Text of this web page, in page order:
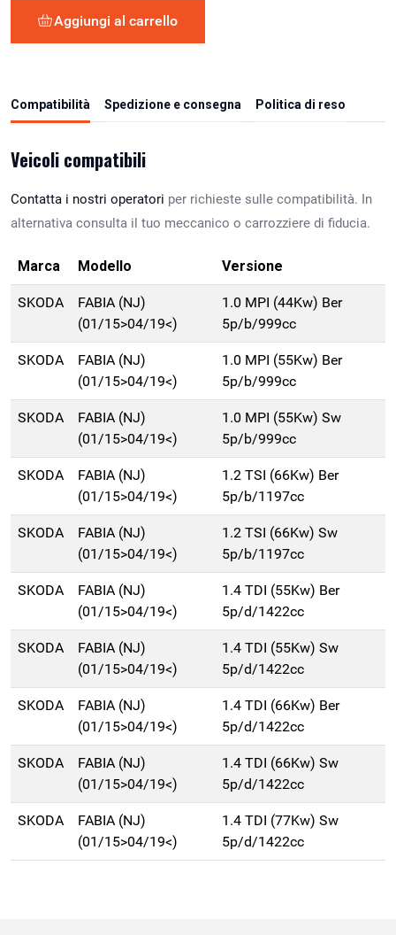
Aggiungi al carrello
Compatibilità Spedizione e consegna Politica di reso
Veicoli compatibili
Contatta i nostri operatori per richieste sulle compatibilità. In
alternativa consulta il tuo meccanico o carrozziere di fiducia.
Marca Modello Versione
SKODA
FABIA (NJ)
(01/15>04/19<)
1.0 MPI (44Kw) Ber
5p/b/999cc
SKODA
FABIA (NJ)
(01/15>04/19<)
1.0 MPI (55Kw) Ber
5p/b/999cc
SKODA
FABIA (NJ)
(01/15>04/19<)
1.0 MPI (55Kw) Sw
5p/b/999cc
SKODA
FABIA (NJ)
(01/15>04/19<)
1.2 TSI (66Kw) Ber
5p/b/1197cc
SKODA
FABIA (NJ)
(01/15>04/19<)
1.2 TSI (66Kw) Sw
5p/b/1197cc
SKODA
FABIA (NJ)
(01/15>04/19<)
1.4 TDI (55Kw) Ber
5p/d/1422cc
SKODA
FABIA (NJ)
(01/15>04/19<)
1.4 TDI (55Kw) Sw
5p/d/1422cc
SKODA
FABIA (NJ)
(01/15>04/19<)
1.4 TDI (66Kw) Ber
5p/d/1422cc
SKODA
FABIA (NJ)
(01/15>04/19<)
1.4 TDI (66Kw) Sw
5p/d/1422cc
SKODA
FABIA (NJ)
(01/15>04/19<)
1.4 TDI (77Kw) Sw
5p/d/1422cc